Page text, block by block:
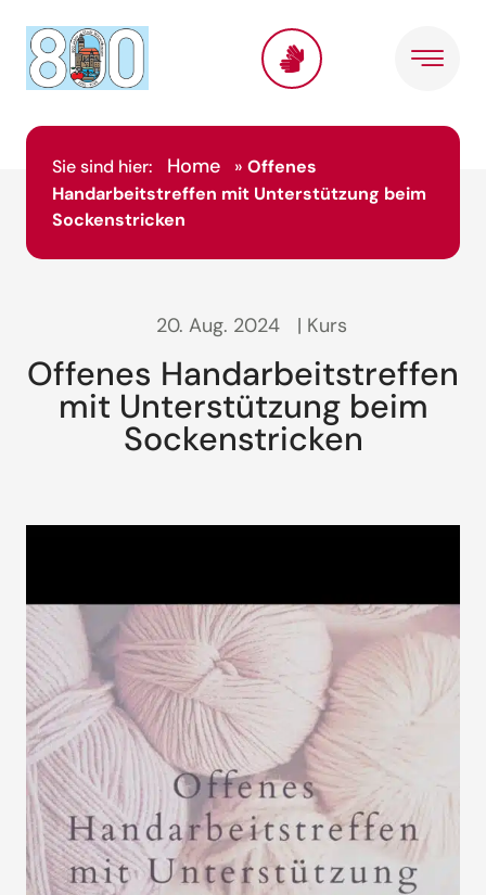
Sie sind hier: Home » Offenes
Handarbeitstreffen mit Unterstützung beim
Sockenstricken
20. Aug. 2024 | Kurs
Offenes Handarbeitstreffen
mit Unterstützung beim
Sockenstricken